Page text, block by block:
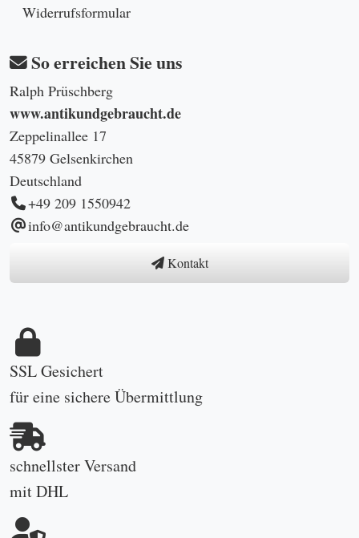
Widerrufsformular
So erreichen Sie uns
Ralph Prüschberg
www.antikundgebraucht.de
Zeppelinallee 17
45879 Gelsenkirchen
Deutschland
+49 209 1550942
info@antikundgebraucht.de
Kontakt
SSL Gesichert
für eine sichere Übermittlung
schnellster Versand
mit DHL